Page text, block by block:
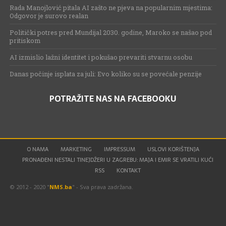
Rada Manojlović pitala AI zašto ne pjeva na popularnim mjestima:
Odgovor je surovo realan
Politički potres pred Mundijal 2030. godine, Maroko se našao pod
pritiskom
AI izmislio lažni identitet i pokušao prevariti stvarnu osobu
Danas počinje isplata za juli: Evo koliko su se povećale penzije
POTRAŽITE NAS NA FACEBOOKU
O NAMA MARKETING IMPRESSUM
USLOVI KORIŠTENJA
PRONAĐENI NESTALI TINEJDŽERI U ZAGREBU: MAJA I EMIR SE VRATILI KUĆI
RSS
KONTAKT
© 2012 - 2020 "NMS.ba" - Sva prava zadržana.